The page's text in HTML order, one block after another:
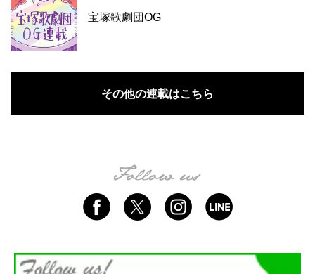
宝塚歌劇団OG
その他の連載はこちら